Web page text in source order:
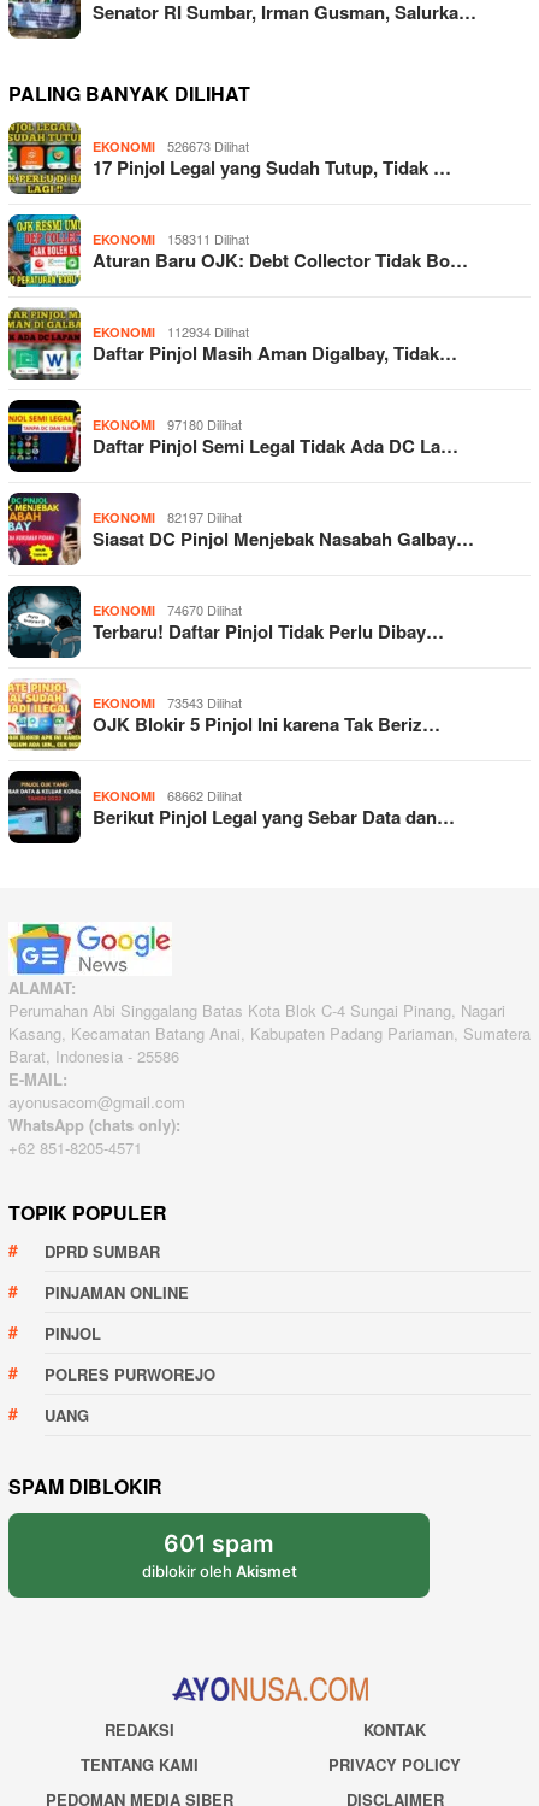
Senator RI Sumbar, Irman Gusman, Salurka…
PALING BANYAK DILIHAT
EKONOMI 526673 Dilihat
17 Pinjol Legal yang Sudah Tutup, Tidak …
EKONOMI 158311 Dilihat
Aturan Baru OJK: Debt Collector Tidak Bo…
EKONOMI 112934 Dilihat
Daftar Pinjol Masih Aman Digalbay, Tidak…
EKONOMI 97180 Dilihat
Daftar Pinjol Semi Legal Tidak Ada DC La…
EKONOMI 82197 Dilihat
Siasat DC Pinjol Menjebak Nasabah Galbay…
EKONOMI 74670 Dilihat
Terbaru! Daftar Pinjol Tidak Perlu Dibay…
EKONOMI 73543 Dilihat
OJK Blokir 5 Pinjol Ini karena Tak Beriz…
EKONOMI 68662 Dilihat
Berikut Pinjol Legal yang Sebar Data dan…
ALAMAT:
Perumahan Abi Singgalang Batas Kota Blok C-4 Sungai Pinang, Nagari
Kasang, Kecamatan Batang Anai, Kabupaten Padang Pariaman, Sumatera
Barat, Indonesia - 25586
E-MAIL:
ayonusacom@gmail.com
WhatsApp (chats only):
+62 851-8205-4571
TOPIK POPULER
DPRD SUMBAR
PINJAMAN ONLINE
PINJOL
POLRES PURWOREJO
UANG
SPAM DIBLOKIR
601 spam
diblokir oleh Akismet
REDAKSI
KONTAK
TENTANG KAMI
PRIVACY POLICY
PEDOMAN MEDIA SIBER
DISCLAIMER